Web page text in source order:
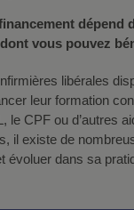
vous pouvez
leur formation
le CPF ou d’autres
il existe de
évoluer dans sa